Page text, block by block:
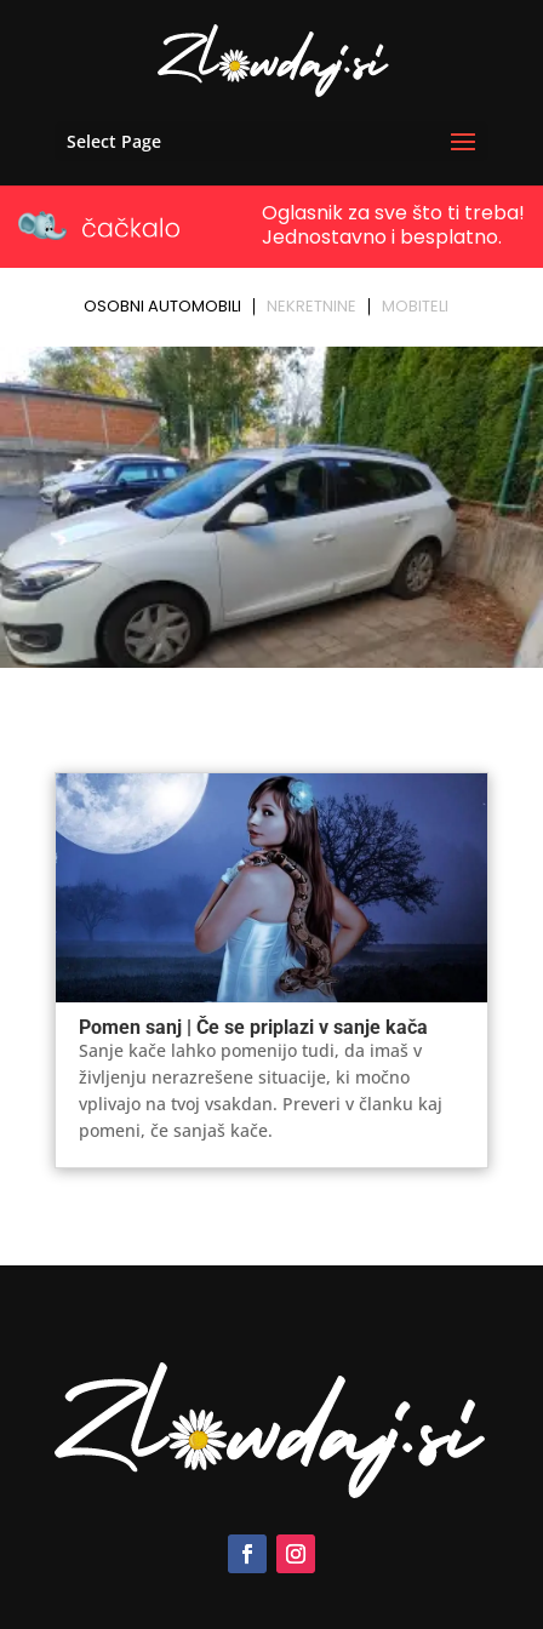
Select Page
Pomen sanj | Če se priplazi v sanje kača
Sanje kače lahko pomenijo tudi, da imaš v
življenju nerazrešene situacije, ki močno
vplivajo na tvoj vsakdan. Preveri v članku kaj
pomeni, če sanjaš kače.